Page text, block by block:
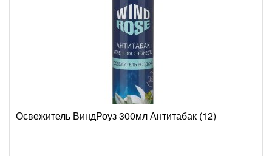
Освежитель ВиндРоуз 300мл Антитабак (12)